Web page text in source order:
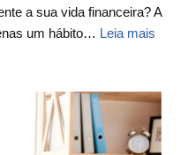
a sua vida financeira? A
um hábito… Leia mais